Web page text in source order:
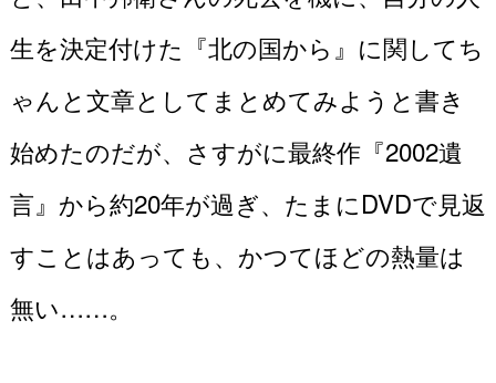
生を決定付けた『北の国から』に関してち
ゃんと文章としてまとめてみようと書き
始めたのだが、さすがに最終作『2002遺
言』から約20年が過ぎ、たまにDVDで見返
すことはあっても、かつてほどの熱量は
無い……。